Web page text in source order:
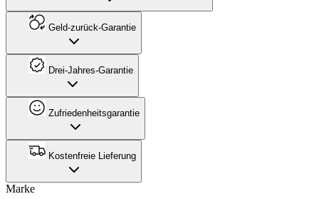
Geld-zurück-Garantie
Drei-Jahres-Garantie
Zufriedenheitsgarantie
Kostenfreie Lieferung
Marke